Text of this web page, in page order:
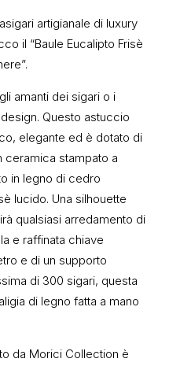
artigianale di luxury
il “Baule Eucalipto Frisè
amanti dei sigari o i
Questo astuccio
elegante ed è dotato di
stampato a
in legno di cedro
lucido. Una silhouette
qualsiasi arredamento di
e raffinata chiave
e di un supporto
di 300 sigari, questa
di legno fatta a mano
da Morici Collection è